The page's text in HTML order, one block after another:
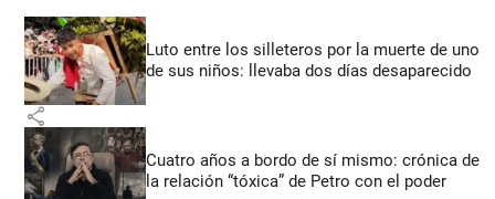
Luto entre los silleteros por la muerte de uno
de sus niños: llevaba dos días desaparecido
share
Cuatro años a bordo de sí mismo: crónica de
la relación “tóxica” de Petro con el poder